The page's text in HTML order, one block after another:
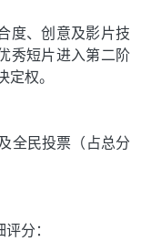
度、创意及影片技
秀短片进入第二阶
定权。
全民投票（占总分
分：